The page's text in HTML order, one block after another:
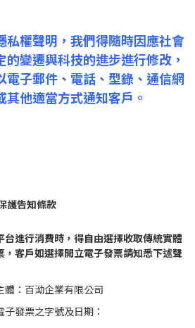
私權聲明，我們得隨時因應社會
的變遷與科技的進步進行修改，
電子郵件、電話、型錄、通信網
其他適當方式通知客戶。
護告知條款
台進行消費時，得自由選擇收取傳統實體
，客戶如選擇開立電子發票請知悉下述聲
體：百泑企業有限公司
發票之字號及日期：